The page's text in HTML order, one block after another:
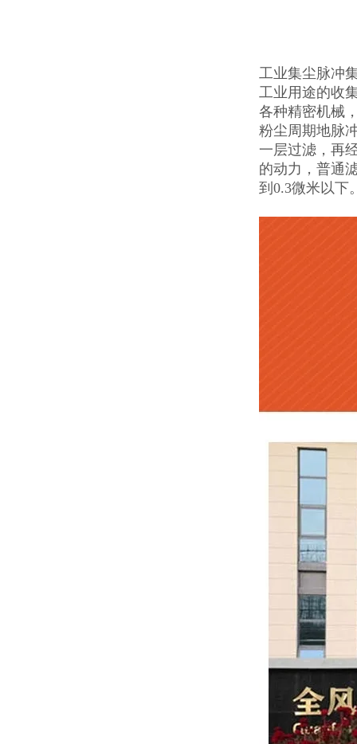
工业集尘脉冲
工业用途的收
各种精密机械
粉尘周期地脉
一层过滤，再
的动力，普通
到0.3微米以下